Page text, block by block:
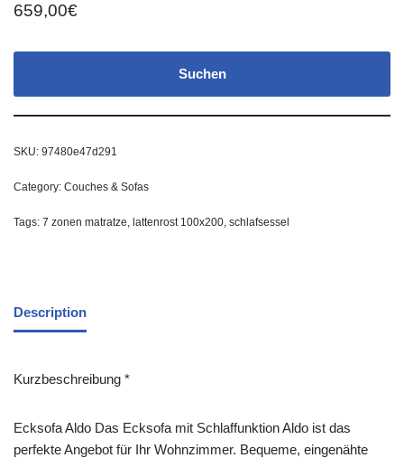
659,00€
Suchen
SKU: 97480e47d291
Category: Couches & Sofas
Tags: 7 zonen matratze, lattenrost 100x200, schlafsessel
Description
Kurzbeschreibung *
Ecksofa Aldo Das Ecksofa mit Schlaffunktion Aldo ist das
perfekte Angebot für Ihr Wohnzimmer. Bequeme, eingenähte